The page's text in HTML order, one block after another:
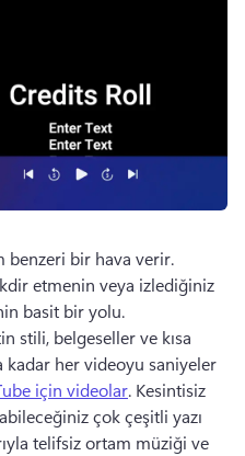
etmenin veya izlediğiniz
stili, belgeseller ve kısa
her videoyu saniyeler
için videolar. Kesintisiz
çok çeşitli yazı
telifsiz ortam müziği ve